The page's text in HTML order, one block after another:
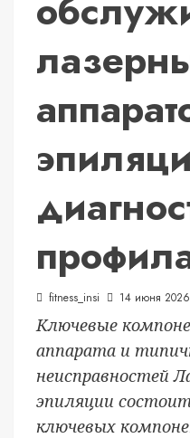
fitness_insi 14 июня 2026
Ключевые
аппарата и
неисправностей
эпиляции
ключевых